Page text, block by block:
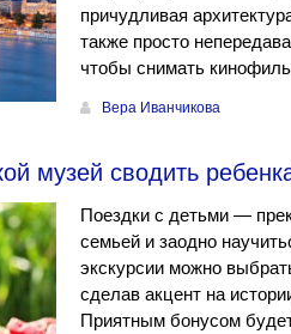
причудливая
также просто
чтобы снимать
Вера Иванчикова
музей сводить
Поездки с детьми —
семьей и заодно
экскурсии можно
сделав акцент на
Приятным бонусом